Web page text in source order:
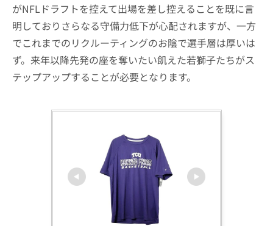
がNFLドラフトを控えて出場を差し控えることを既に言
明しておりさらなる守備力低下が心配されますが、一方
でこれまでのリクルーティングのお陰で選手層は厚いは
ず。来年以降先発の座を奪いたい飢えた若獅子たちがス
テップアップすることが必要となります。